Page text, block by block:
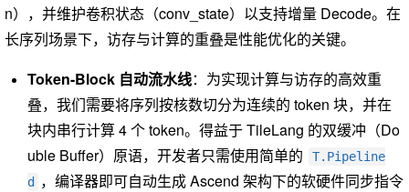
n），并维护卷积状态（conv_state）以支持增量 Decode。在
长序列场景下，访存与计算的重叠是性能优化的关键。
Token-Block 自动流水线：为实现计算与访存的高效重
叠，我们需要将序列按核数切分为连续的 token 块，并在
块内串行计算 4 个 token。得益于 TileLang 的双缓冲（Do
uble Buffer）原语，开发者只需使用简单的
T.Pipeline
d
，编译器即可自动生成 Ascend 架构下的软硬件同步指令